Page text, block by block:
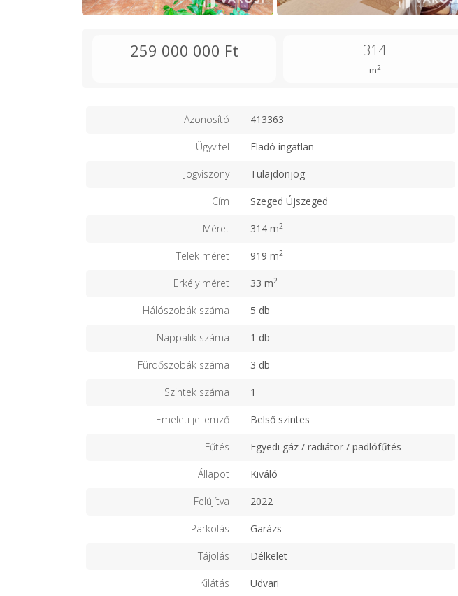
259 000 000 Ft 314
m2
Azonosító 413363
Ügyvitel Eladó ingatlan
Jogviszony Tulajdonjog
Cím Szeged Újszeged
Méret 314 m2
Telek méret 919 m2
Erkély méret 33 m2
Hálószobák száma 5 db
Nappalik száma 1 db
Fürdőszobák száma 3 db
Szintek száma 1
Emeleti jellemző Belső szintes
Fűtés Egyedi gáz / radiátor / padlófűtés
Állapot Kiváló
Felújítva 2022
Parkolás Garázs
Tájolás Délkelet
Kilátás Udvari